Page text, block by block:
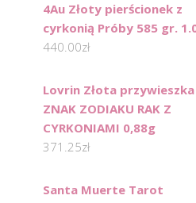
4Au Złoty pierścionek z
cyrkonią Próby 585 gr.
440.00zł
Lovrin Złota
ZNAK ZODIAKU RAK Z
CYRKONIAMI 0,88g
371.25zł
Santa Muerte Tarot